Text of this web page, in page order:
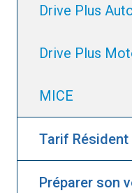
Drive Plus
Drive Plus
MICE
Tarif Résident
Préparer son